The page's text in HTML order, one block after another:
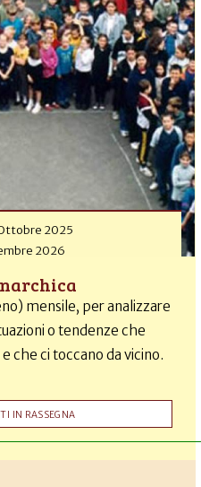
2025
2026
mensile, per analizzare
o tendenze che
che ci toccano da vicino.
IN RASSEGNA